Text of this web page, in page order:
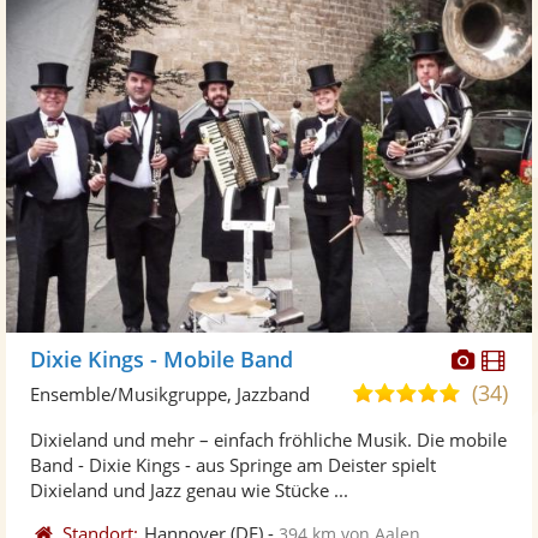
Fotos
Dixie Kings - Mobile Band
5,0
5
(34)
Ensemble/Musikgruppe, Jazzband
Dixieland und mehr – einfach fröhliche Musik. Die mobile
Band - Dixie Kings - aus Springe am Deister spielt
Dixieland und Jazz genau wie Stücke ...
Standort: Hannover (DE) -